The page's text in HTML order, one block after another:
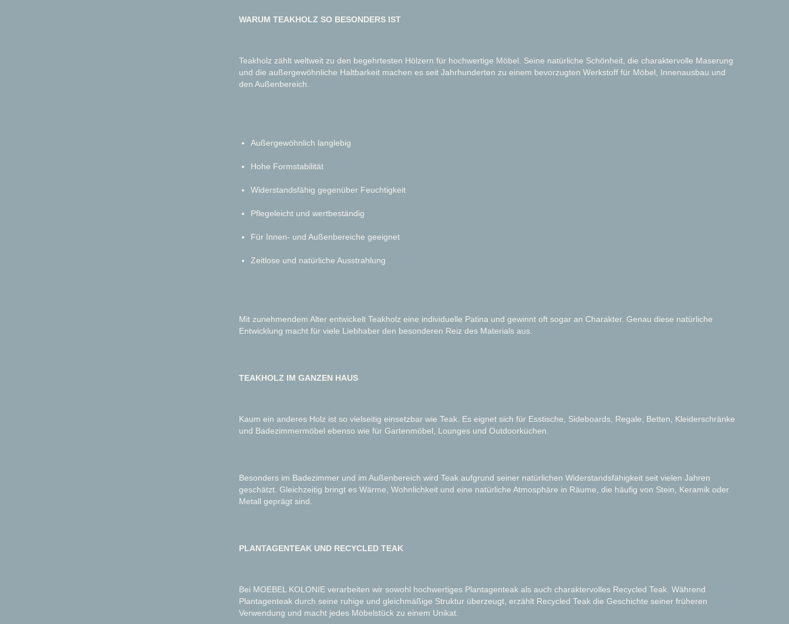
WARUM TEAKHOLZ SO BESONDERS IST
Teakholz zählt weltweit zu den begehrtesten Hölzern für hochwertige Möbel. Seine natürliche Schönheit, die charaktervolle Maserung
und die außergewöhnliche Haltbarkeit machen es seit Jahrhunderten zu einem bevorzugten Werkstoff für Möbel, Innenausbau und
den Außenbereich.
Außergewöhnlich langlebig
Hohe Formstabilität
Widerstandsfähig gegenüber Feuchtigkeit
Pflegeleicht und wertbeständig
Für Innen- und Außenbereiche geeignet
Zeitlose und natürliche Ausstrahlung
Mit zunehmendem Alter entwickelt Teakholz eine individuelle Patina und gewinnt oft sogar an Charakter. Genau diese natürliche
Entwicklung macht für viele Liebhaber den besonderen Reiz des Materials aus.
TEAKHOLZ IM GANZEN HAUS
Kaum ein anderes Holz ist so vielseitig einsetzbar wie Teak. Es eignet sich für Esstische, Sideboards, Regale, Betten, Kleiderschränke
und Badezimmermöbel ebenso wie für Gartenmöbel, Lounges und Outdoorküchen.
Besonders im Badezimmer und im Außenbereich wird Teak aufgrund seiner natürlichen Widerstandsfähigkeit seit vielen Jahren
geschätzt. Gleichzeitig bringt es Wärme, Wohnlichkeit und eine natürliche Atmosphäre in Räume, die häufig von Stein, Keramik oder
Metall geprägt sind.
PLANTAGENTEAK UND RECYCLED TEAK
Bei MOEBEL KOLONIE verarbeiten wir sowohl hochwertiges Plantagenteak als auch charaktervolles Recycled Teak. Während
Plantagenteak durch seine ruhige und gleichmäßige Struktur überzeugt, erzählt Recycled Teak die Geschichte seiner früheren
Verwendung und macht jedes Möbelstück zu einem Unikat.